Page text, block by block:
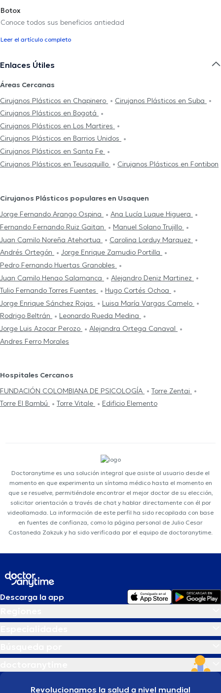
Botox
Conoce todos sus beneficios antiedad
Leer el artículo completo
Enlaces Útiles
Áreas Cercanas
Cirujanos Plásticos en Chapinero
Cirujanos Plásticos en Suba
Cirujanos Plásticos en Bogotá
Cirujanos Plásticos en Los Martires
Cirujanos Plásticos en Barrios Unidos
Cirujanos Plásticos en Santa Fe
Cirujanos Plásticos en Teusaquillo
Cirujanos Plásticos en Fontibon
Cirujanos Plásticos populares en Usaquen
Jorge Fernando Arango Ospina
Ana Lucía Luque Higuera
Fernando Fernando Ruiz Gaitan
Manuel Solano Trujillo
Juan Camilo Noreña Atehortua
Carolina Lorduy Marquez
Andrés Ortegón
Jorge Enrique Zamudio Portilla
Pedro Fernando Huertas Granobles
Juan Camilo Henao Salamanca
Alejandro Deniz Martinez
Tulio Fernando Torres Fuentes
Hugo Cortés Ochoa
Jorge Enrique Sánchez Rojas
Luisa María Vargas Camelo
Rodrigo Beltrán
Leonardo Rueda Medina
Jorge Luis Azocar Perozo
Alejandra Ortega Canaval
Andres Ferro Morales
Hospitales Cercanos
FUNDACIÓN COLOMBIANA DE PSICOLOGÍA
Torre Zentai
Torre El Bambú
Torre Vitale Edificio Elemento
Doctoranytime es una solución integral que asiste al usuario desde el
momento en que experimenta un síntoma médico hasta el momento en
que se resuelve, permitiéndole encontrar el mejor doctor de su elección,
solicitar orientación a través de chat y hablar directamente con él por
videollamada. La información de este perfil ha sido recopilada con base
en fuentes de confianza, como la página personal de Julio Cesar
Castaneda Zakzuk y ha sido verificada por el equipo de doctoranytime.
Descarga la app
Revolucionamos la salud a nivel mundial